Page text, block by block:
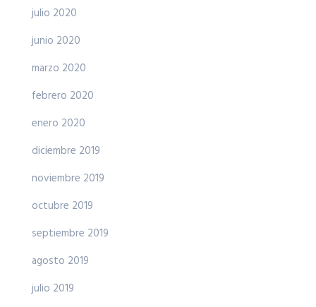
julio 2020
junio 2020
marzo 2020
febrero 2020
enero 2020
diciembre 2019
noviembre 2019
octubre 2019
septiembre 2019
agosto 2019
julio 2019